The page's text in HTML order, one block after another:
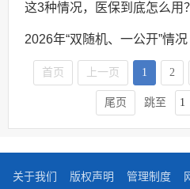
这3种情况，医保到底怎么用？
2026年“双随机、一公开”情况
首页 上一页 1 2
尾页 跳至
关于我们 版权声明 管理制度